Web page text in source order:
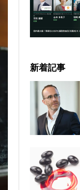
新着記事